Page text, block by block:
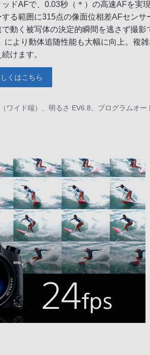
ドAFで、0.03秒（＊）の高速AFを実
る範囲に315点の像面位相差AFセンサ
動く被写体の決定的瞬間を逃さず撮影
により動体追随性能も大幅に向上。複
けます。
くはこちら
ワイド端）、明るさ EV6.8、プログラムオー